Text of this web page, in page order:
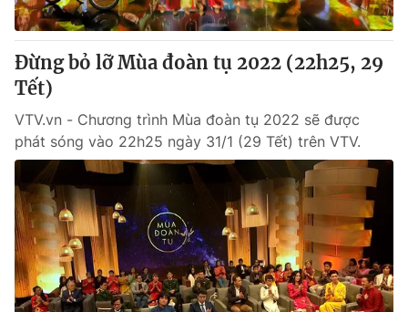
Đừng bỏ lỡ Mùa đoàn tụ 2022 (22h25, 29
Tết)
VTV.vn - Chương trình Mùa đoàn tụ 2022 sẽ được
phát sóng vào 22h25 ngày 31/1 (29 Tết) trên VTV.